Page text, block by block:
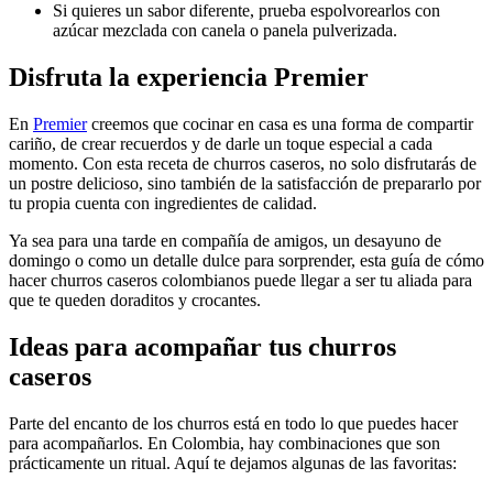
Si quieres un sabor diferente, prueba espolvorearlos con
azúcar mezclada con canela o panela pulverizada.
Disfruta la experiencia Premier
En Premiercreemos que cocinar en casa es una forma de compartir
cariño, de crear recuerdos y de darle un toque especial a cada
momento. Con esta receta de churros caseros, no solo disfrutarás de
un postre delicioso, sino también de la satisfacción de prepararlo por
tu propia cuenta con ingredientes de calidad.
Ya sea para una tarde en compañía de amigos, un desayuno de
domingo o como un detalle dulce para sorprender, esta guía de cómo
hacer churros caseros colombianos puede llegar a ser tu aliada para
que te queden doraditos y crocantes.
Ideas para acompañar tus churros
caseros
Parte del encanto de los churros está en todo lo que puedes hacer
para acompañarlos. En Colombia, hay combinaciones que son
prácticamente un ritual. Aquí te dejamos algunas de las favoritas: